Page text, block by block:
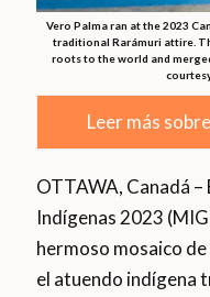
Vero Palma ran at the 2023
traditional Rarámuri attire.
roots to the world and
Leer más
OTTAWA, Canadá –
Indígenas 2023
hermoso mosaico
el atuendo indígena